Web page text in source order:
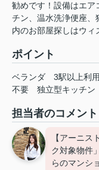
勧めです！設備はエア
チン、温水洗浄便座、
内のお部屋探しはウ
ポイント
ベランダ 3駅以上利
不要
独立型キッチン
担当者のコメント
【アーニス
ク対象物件
らのマンシ